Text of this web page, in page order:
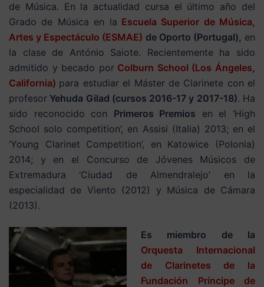
de Música. En la actualidad cursa el último año del
Grado de Música en la Escuela Superior de Música,
Artes y Espectáculo (ESMAE) de Oporto (Portugal), en
la clase de António Saiote. Recientemente ha sido
admitido y becado porColburn School (Los Ángeles,
California) para estudiar el Máster de Clarinete con el
profesor Yehuda Gilad (cursos 2016-17 y 2017-18). Ha
sido reconocido con Primeros Premios en el ‘High
School solo competition’, en Assisi (Italia) 2013; en el
‘Young Clarinet Competition’, en Katowice (Polonia)
2014; y en el Concurso de Jóvenes Músicos de
Extremadura ‘Ciudad de Almendralejo’ en la
especialidad de Viento (2012) y Música de Cámara
(2013).
Es miembro de la
Orquesta Internacional
de Clarinetes de la
Fundación Príncipe de